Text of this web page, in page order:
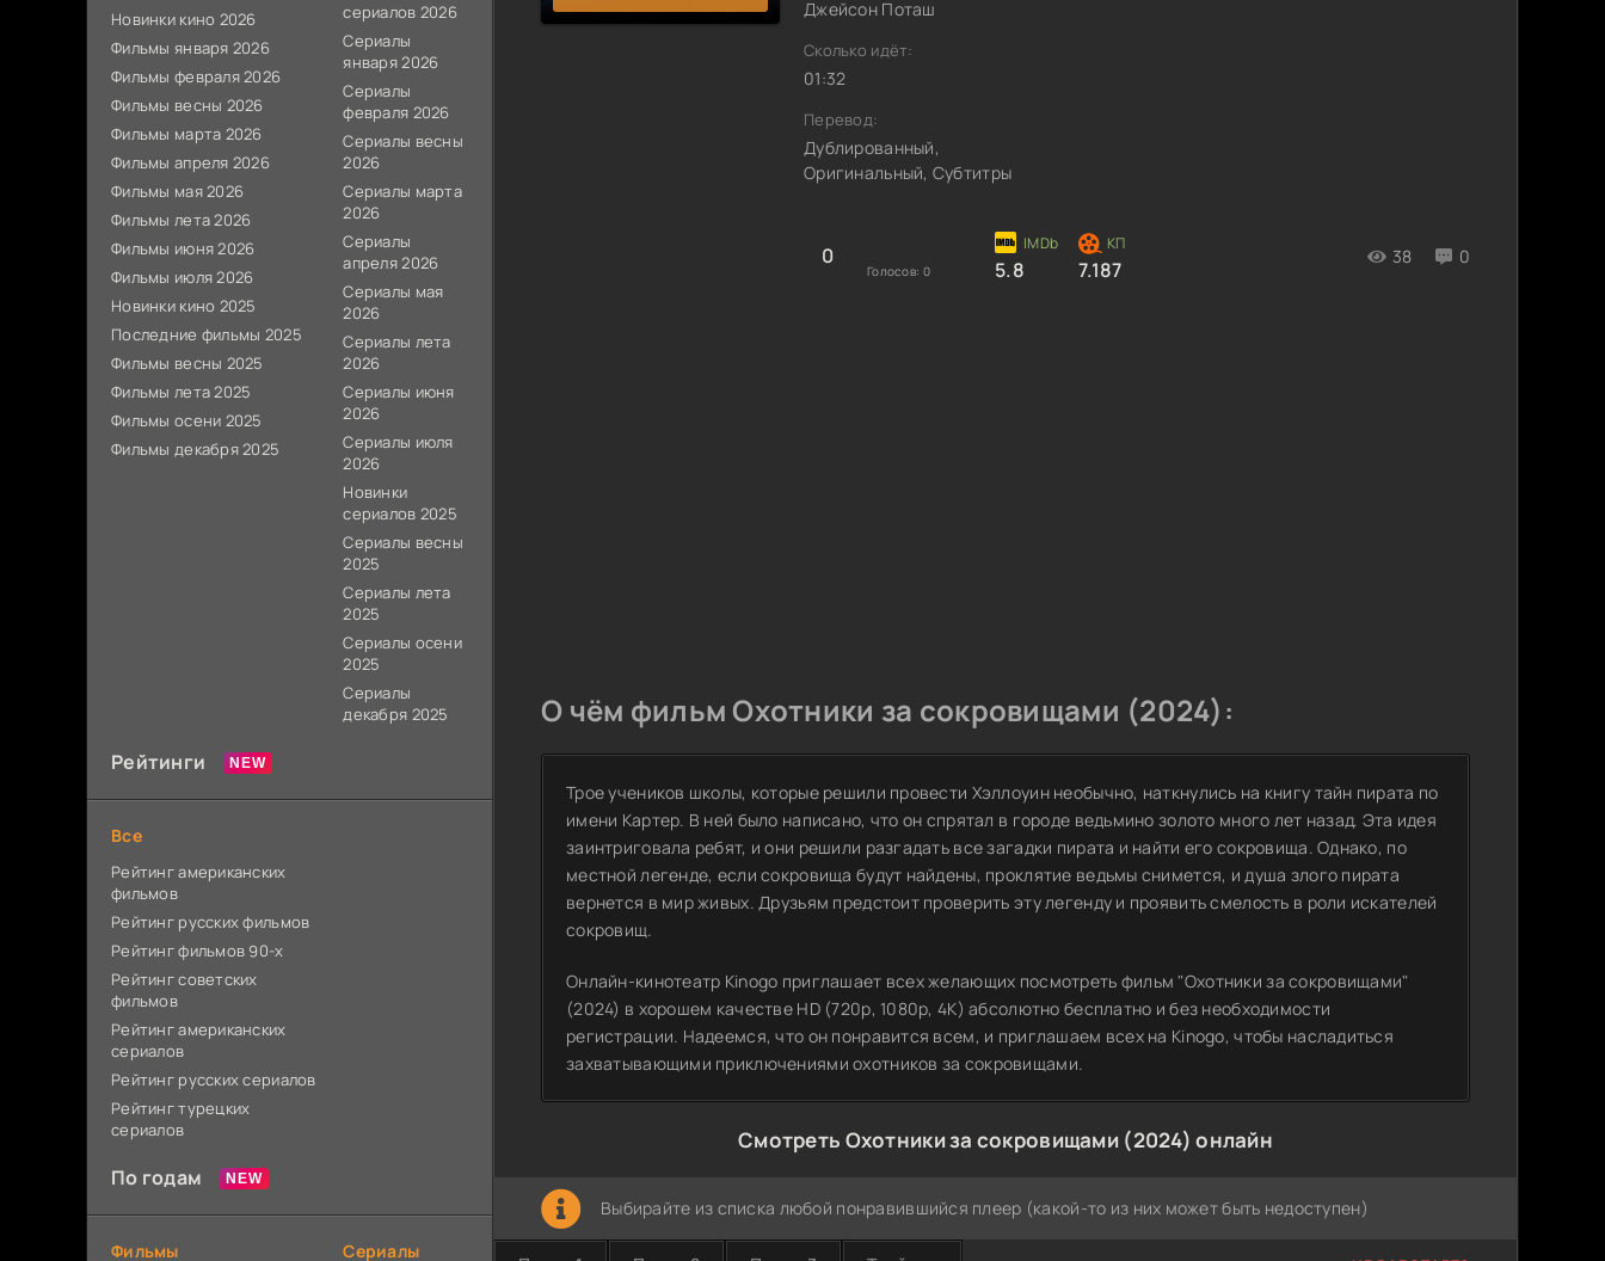
Джейсон Поташ
Сколько идёт:
01:32
Перевод:
Дублированный,
Оригинальный, Субтитры
0
Голосов: 0 5.8 7.187
38 0
О чём фильм Охотники за сокровищами (2024):
Трое учеников школы, которые решили провести Хэллоуин необычно, наткнулись на книгу тайн пирата по
имени Картер. В ней было написано, что он спрятал в городе ведьмино золото много лет назад. Эта идея
заинтриговала ребят, и они решили разгадать все загадки пирата и найти его сокровища. Однако, по
местной легенде, если сокровища будут найдены, проклятие ведьмы снимется, и душа злого пирата
вернется в мир живых. Друзьям предстоит проверить эту легенду и проявить смелость в роли искателей
сокровищ.
Онлайн-кинотеатр Kinogo приглашает всех желающих посмотреть фильм "Охотники за сокровищами"
(2024) в хорошем качестве HD (720p, 1080p, 4K) абсолютно бесплатно и без необходимости
регистрации. Надеемся, что он понравится всем, и приглашаем всех на Kinogo, чтобы насладиться
захватывающими приключениями охотников за сокровищами.
Смотреть Охотники за сокровищами (2024) онлайн
Выбирайте из списка любой понравившийся плеер (какой-то из них может быть недоступен)
Новинки кино 2026
Фильмы января 2026
Фильмы февраля 2026
Фильмы весны 2026
Фильмы марта 2026
Фильмы апреля 2026
Фильмы мая 2026
Фильмы лета 2026
Фильмы июня 2026
Фильмы июля 2026
Новинки кино 2025
Последние фильмы 2025
Фильмы весны 2025
Фильмы лета 2025
Фильмы осени 2025
Фильмы декабря 2025
сериалов 2026
Сериалы
января 2026
Сериалы
февраля 2026
Сериалы весны
2026
Сериалы марта
2026
Сериалы
апреля 2026
Сериалы мая
2026
Сериалы лета
2026
Сериалы июня
2026
Сериалы июля
2026
Новинки
сериалов 2025
Сериалы весны
2025
Сериалы лета
2025
Сериалы осени
2025
Сериалы
декабря 2025
Рейтинги
Все
Рейтинг американских
фильмов
Рейтинг русских фильмов
Рейтинг фильмов 90-х
Рейтинг советских
фильмов
Рейтинг американских
сериалов
Рейтинг русских сериалов
Рейтинг турецких
сериалов
По годам
Фильмы Сериалы